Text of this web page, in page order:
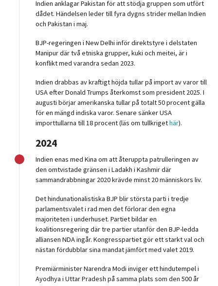
Indien anklagar Pakistan för att stödja gruppen som utfört
dådet. Händelsen leder till fyra dygns strider mellan Indien
och Pakistan i maj.
BJP-regeringen i New Delhi inför direktstyre i delstaten
Manipur där två etniska grupper, kuki och meitei, är i
konflikt med varandra sedan 2023.
Indien drabbas av kraftigt höjda tullar på import av varor till
USA efter Donald Trumps återkomst som president 2025. I
augusti börjar amerikanska tullar på totalt 50 procent gälla
för en mängd indiska varor. Senare sänker USA
importtullarna till 18 procent (läs om tullkrigethär).
2024
Indien enas med Kina om att återuppta patrulleringen av
den omtvistade gränsen i Ladakh i Kashmir där
sammandrabbningar 2020 krävde minst 20 människors liv.
Det hindunationalistiska BJP blir största parti i tredje
parlamentsvalet i rad men det förlorar den egna
majoriteten i underhuset. Partiet bildar en
koalitionsregering där tre partier utanför den BJP-ledda
alliansen NDA ingår. Kongresspartiet gör ett starkt val och
nästan fördubblar sina mandat jämfört med valet 2019.
Premiärminister Narendra Modi inviger ett hindutempel i
Ayodhya i Uttar Pradesh på samma plats som den 500 år